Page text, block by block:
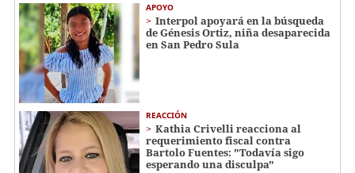
APOYO
Interpol apoyará en la búsqueda
de Génesis Ortiz, niña desaparecida
en San Pedro Sula
REACCIÓN
Kathia Crivelli reacciona al
requerimiento fiscal contra
Bartolo Fuentes: "Todavía sigo
esperando una disculpa"